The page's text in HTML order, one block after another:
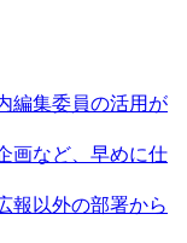
編集委員の活用が
画など、早めに仕
報以外の部署から